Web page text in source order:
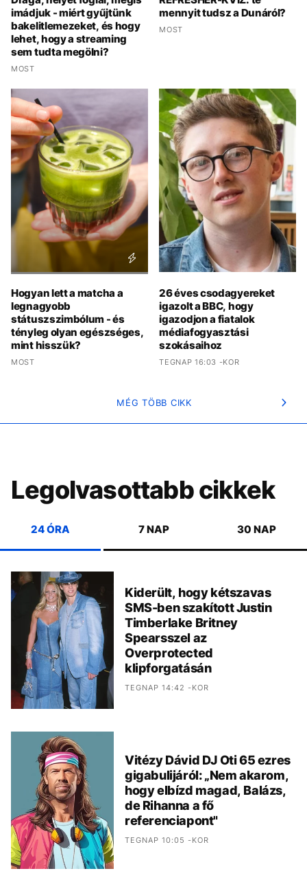
imádjuk - miért gyűjtünk
bakelitlemezeket, és hogy
lehet, hogy a streaming
sem tudta megölni?
MOST
mennyit tudsz a Dunáról?
MOST
Hogyan lett a matcha a
legnagyobb
státuszszimbólum - és
tényleg olyan egészséges,
mint hisszük?
MOST
26 éves csodagyereket
igazolt a BBC, hogy
igazodjon a fiatalok
médiafogyasztási
szokásaihoz
TEGNAP 16:03 -KOR
MÉG TÖBB CIKK
Legolvasottabb cikkek
24 ÓRA 7 NAP 30 NAP
Kiderült, hogy kétszavas
SMS-ben szakított Justin
Timberlake Britney
Spearsszel az
Overprotected
klipforgatásán
TEGNAP 14:42 -KOR
Vitézy Dávid DJ Oti 65 ezres
gigabulijáról: „Nem akarom,
hogy elbízd magad, Balázs,
de Rihanna a fő
referenciapont"
TEGNAP 10:05 -KOR